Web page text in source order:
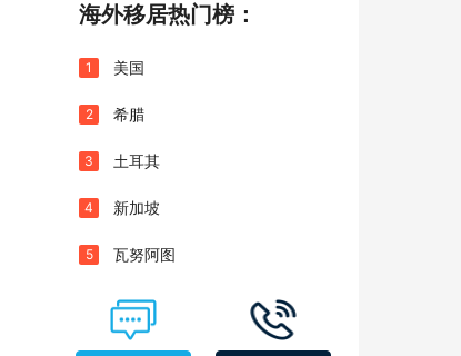
海外移居热门榜：
1 美国
2 希腊
3 土耳其
4 新加坡
5 瓦努阿图